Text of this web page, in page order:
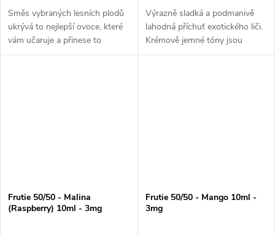
Směs vybraných lesních plodů
ukrývá to nejlepší ovoce, které
vám učaruje a přinese to
nejlepší z různých druhů bobulí.
Výrazně sladká a podmanivě
lahodná příchuť exotického liči.
Krémově jemné tóny jsou
nepopsatelně svůdné a s
Frutie 50/50 - Malina
(Raspberry) 10ml - 3mg
Frutie 50/50 - Mango 10ml -
3mg